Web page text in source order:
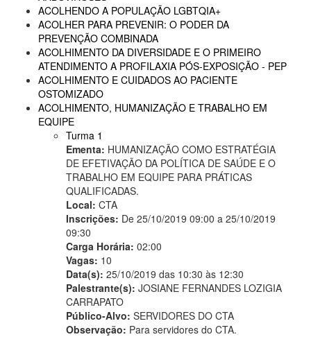
ACOLHENDO A POPULAÇÃO LGBTQIA+
ACOLHER PARA PREVENIR: O PODER DA
PREVENÇÃO COMBINADA
ACOLHIMENTO DA DIVERSIDADE E O PRIMEIRO
ATENDIMENTO A PROFILAXIA PÓS-EXPOSIÇÃO - PEP
ACOLHIMENTO E CUIDADOS AO PACIENTE
OSTOMIZADO
ACOLHIMENTO, HUMANIZAÇÃO E TRABALHO EM
EQUIPE
Turma 1
Ementa: HUMANIZAÇÃO COMO ESTRATÉGIA
DE EFETIVAÇÃO DA POLÍTICA DE SAÚDE E O
TRABALHO EM EQUIPE PARA PRÁTICAS
QUALIFICADAS.
Local: CTA
Inscrições: De 25/10/2019 09:00 a 25/10/2019
09:30
Carga Horária: 02:00
Vagas: 10
Data(s): 25/10/2019 das 10:30 às 12:30
Palestrante(s): JOSIANE FERNANDES LOZIGIA
CARRAPATO
Público-Alvo: SERVIDORES DO CTA
Observação: Para servidores do CTA.